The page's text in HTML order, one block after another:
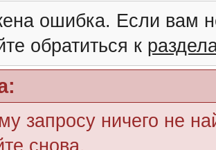
ошибка. Если вам
обратиться к
запросу ничего не
снова.